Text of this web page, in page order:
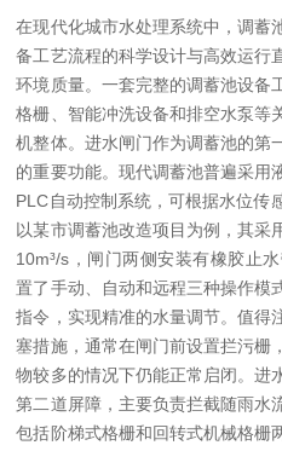
在现代化城市水处理系统中，调蓄
备工艺流程的科学设计与高效运行
环境质量。一套完整的调蓄池设备
格栅、智能冲洗设备和排空水泵等
机整体。 进水闸门作为调蓄池的第
的重要功能。现代调蓄池普遍采用
PLC自动控制系统，可根据水位传
以某市调蓄池改造项目为例，其采
10m³/s，闸门两侧安装有橡胶止
置了手动、自动和远程三种操作模
指令，实现精准的水量调节。值得
塞措施，通常在闸门前设置拦污栅
物较多的情况下仍能正常启闭。 进
第二道屏障，主要负责拦截随雨水
包括阶梯式格栅和回转式机械格栅